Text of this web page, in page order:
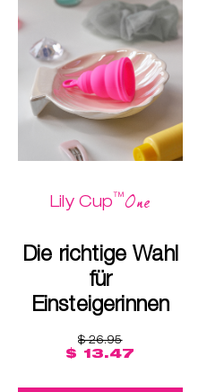
Lily Cup™One
Die richtige Wahl
für
Einsteigerinnen
$ 26.95
$ 13.47